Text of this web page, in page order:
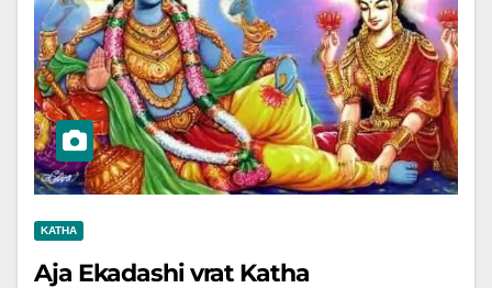
KATHA
Aja Ekadashi vrat Katha